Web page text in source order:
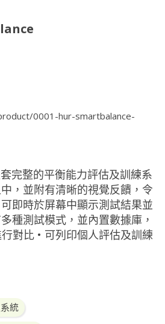
0001-hur-smartbalance-
完整的平衡能力評估及訓練系
，並附有清晰的視覺反饋，令
即時於屏幕中顯示測試結果並
種測試模式，並內置數據庫，
對比 • 可列印個人評估及訓練
統